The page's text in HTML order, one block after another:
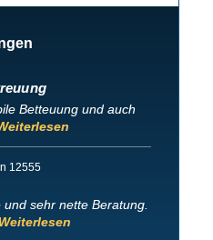
Betteuung und auch
12555
sehr nette Beratung.
Weiterlesen